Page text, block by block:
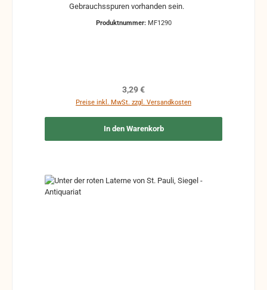
Produktnummer: MF1290
Regulärer Preis:
3,29 €
Preise inkl. MwSt. zzgl. Versandkosten
In den Warenkorb